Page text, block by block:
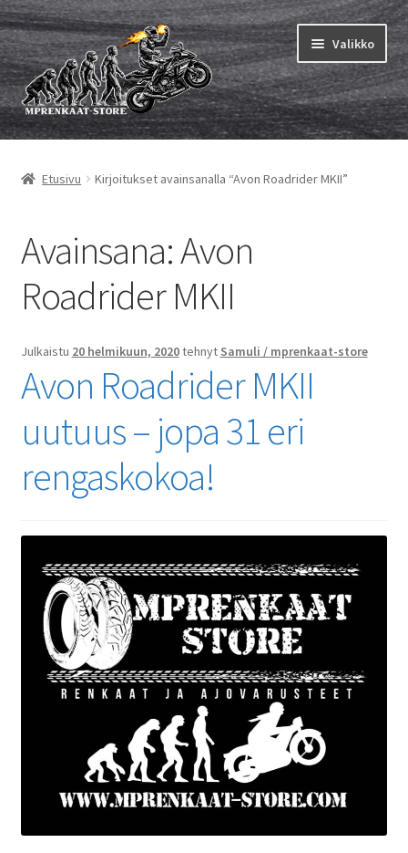
Siirry
navigointiin
Siirry
sisältöön
Valikko
MP renkaat
Sisärenkaat ja nauhat
Rengasmerkit
Vinkit&ohjeet
valikko
Etusivu Kirjoitukset avainsanalla “Avon Roadrider MKII”
Avainsana:Avon
Roadrider MKII
Julkaistu 20 helmikuun, 2020tehnyt Samuli / mprenkaat-store
Avon Roadrider MKII
uutuus – jopa 31 eri
rengaskokoa!